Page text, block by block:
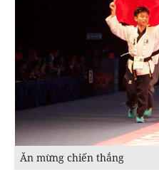
Ăn mừng chiến thắng